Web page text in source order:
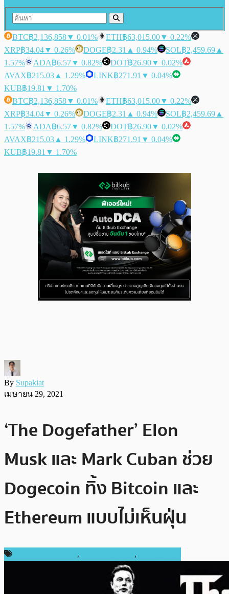
BTC฿2,136,858▼ 0.01% ETH฿63,015.00▼ 0.22%
XRP฿34.04▼ 0.26% DOGE฿2.31 ▲ 0.94% SOL฿2,459.69 ▲
1.57%
ADA฿6.57▼ 0.82% DOT฿26.90▼ 0.02%
AVAX฿215.03 ▲ 1.29% LINK฿271.91 ▼ 0.04%
KUB฿19.81 ▼ 1.70%
BTC฿2,136,858▼ 0.01% ETH฿63,015.00▼ 0.22%
XRP฿34.04▼ 0.26% DOGE฿2.31 ▲ 0.94% SOL฿2,459.69 ▲
1.57%
ADA฿6.57▼ 0.82% DOT฿26.90▼ 0.02%
AVAX฿215.03 ▲ 1.29% LINK฿271.91 ▼ 0.04%
KUB฿19.81 ▼ 1.70%
By Supakiat
เมษายน 29, 2021
‘The Dogefather’ Elon
Musk และ Mark Cuban ช่วย
Dogecoin ทิ้ง Bitcoin และ
Ethereum แบบไม่เห็นฝุ่น
, ,